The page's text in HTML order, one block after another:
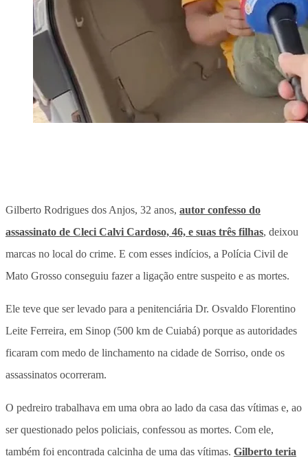
Gilberto Rodrigues dos Anjos, 32 anos, autor confesso do
assassinato de Cleci Calvi Cardoso, 46, e suas três filhas, deixou
marcas no local do crime. E com esses indícios, a Polícia Civil de
Mato Grosso conseguiu fazer a ligação entre suspeito e as mortes.
Ele teve que ser levado para a penitenciária Dr. Osvaldo Florentino
Leite Ferreira, em Sinop (500 km de Cuiabá) porque as autoridades
ficaram com medo de linchamento na cidade de Sorriso, onde os
assassinatos ocorreram.
O pedreiro trabalhava em uma obra ao lado da casa das vítimas e, ao
ser questionado pelos policiais, confessou as mortes. Com ele,
também foi encontrada calcinha de uma das vítimas. Gilberto teria